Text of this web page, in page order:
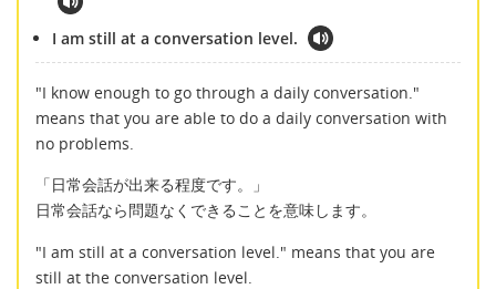
I am still at a conversation level.
"I know enough to go through a daily conversation."
means that you are able to do a daily conversation with
no problems.
「日常会話が出来る程度です。」
日常会話なら問題なくできることを意味します。
"I am still at a conversation level." means that you are
still at the conversation level.